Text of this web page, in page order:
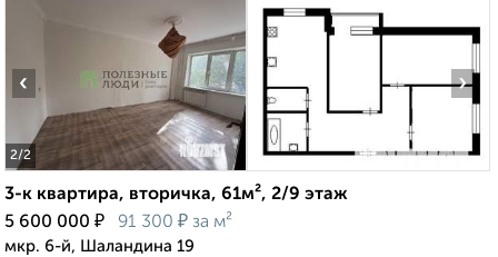
2/2
‹ ›
3-к квартира, вторичка, 61м², 2/9 этаж
5 600 000 ₽ 91 300 ₽ за м²
мкр. 6-й, Шаландина 19